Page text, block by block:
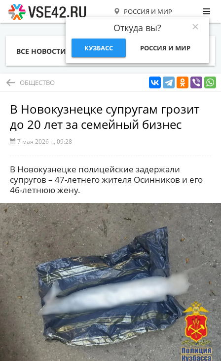
РОССИЯ И МИР
Откуда вы?
КУЗБАСС РОССИЯ И МИР
ВСЕ НОВОСТИ СТАТЬИ ТЕМЫ ФОТО
ОБЩЕСТВО
В Новокузнецке супругам грозит
до 20 лет за семейный бизнес
7 мая 2026 г., 09:28
В Новокузнецке полицейские задержали
супругов – 47-летнего жителя Осинников и его
46-летнюю жену.